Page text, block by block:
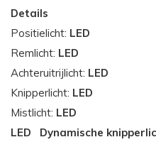
Details
Positielicht: LED
Remlicht: LED
Achteruitrijlicht: LED
Knipperlicht: LED
Mistlicht: LED
LED
Dynamische